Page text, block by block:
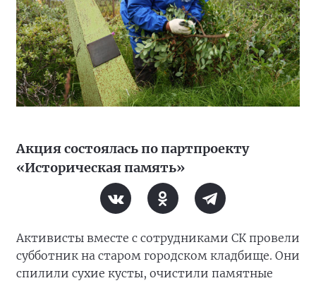
Акция состоялась по партпроекту
«Историческая память»
Активисты вместе с сотрудниками СК провели
субботник на старом городском кладбище. Они
спилили сухие кусты, очистили памятные